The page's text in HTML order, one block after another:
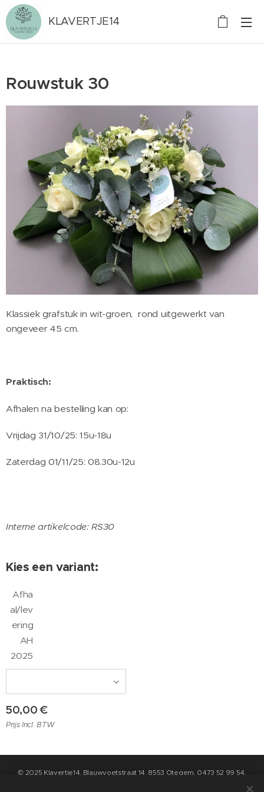
KLAVERTJE14
Rouwstuk 30
Klassiek grafstuk in wit-groen, rond uitgewerkt van
ongeveer 45 cm.
Praktisch:
Afhalen na bestelling kan op:
Vrijdag 31/10/25: 15u-18u
Zaterdag 01/11/25: 08.30u-12u
Interne artikelcode: RS30
Kies een variant:
Afha
al/lev
ering
AH
2025
50,00 €
Prijs Incl. BTW
© 2025 Klavertje14, Blauwvoetstraat 14, 8553 Otegem, 0473 52 99 54,